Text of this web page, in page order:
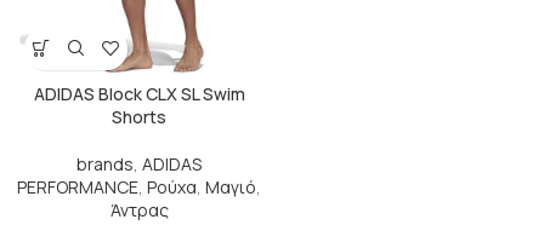
ADIDAS Block CLX SL Swim
Shorts
brands, ADIDAS
PERFORMANCE, Ρούχα, Μαγιό,
Άντρας